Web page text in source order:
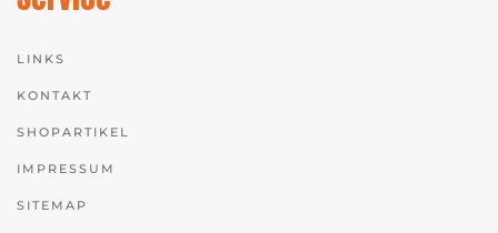
LINKS
KONTAKT
SHOPARTIKEL
IMPRESSUM
SITEMAP